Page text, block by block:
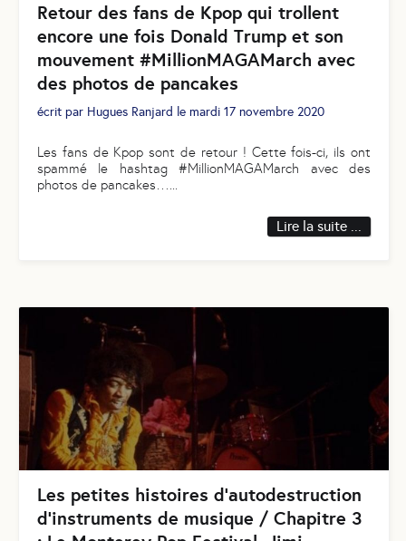
Retour des fans de Kpop qui trollent
encore une fois Donald Trump et son
mouvement #MillionMAGAMarch avec
des photos de pancakes
écrit par Hugues Ranjard le mardi 17 novembre 2020
Les fans de Kpop sont de retour ! Cette fois-ci, ils ont
spammé le hashtag #MillionMAGAMarch avec des
photos de pancakes…
Lire la suite ...
Les petites histoires d'autodestruction
d'instruments de musique / Chapitre 3